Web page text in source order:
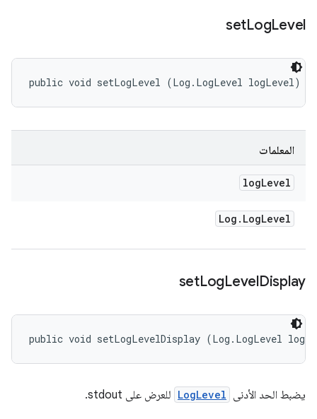
setLogLevel
public void setLogLevel (Log.LogLevel logLevel)
المعلمات
logLevel
Log . LogLevel
setLogLevelDisplay
public void setLogLevelDisplay (Log.LogLevel
يضبط الحد الأدنى LogLevel للعرض على stdout.